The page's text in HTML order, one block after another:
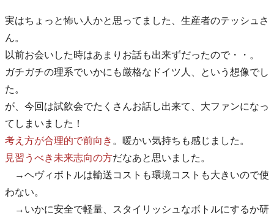
実はちょっと怖い人かと思ってました、生産者のテッシュさ
ん。
以前お会いした時はあまりお話も出来ずだったので・・。
ガチガチの理系でいかにも厳格なドイツ人、という想像でし
た。
が、今回は試飲会でたくさんお話し出来て、大ファンになっ
てしまいました！
考え方が合理的で前向き 。暖かい気持ちも感じました。
見習うべき未来志向の方だなあと思いました。
→ヘヴィボトルは輸送コストも環境コストも大きいので使
わない。
→いかに安全で軽量、スタイリッシュなボトルにするか研